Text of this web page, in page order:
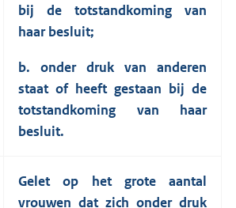
bij de totstandkoming van
haar besluit;
b. onder druk van anderen
staat of heeft gestaan bij de
totstandkoming van haar
besluit.
Gelet op het grote aantal
vrouwen dat zich onder druk